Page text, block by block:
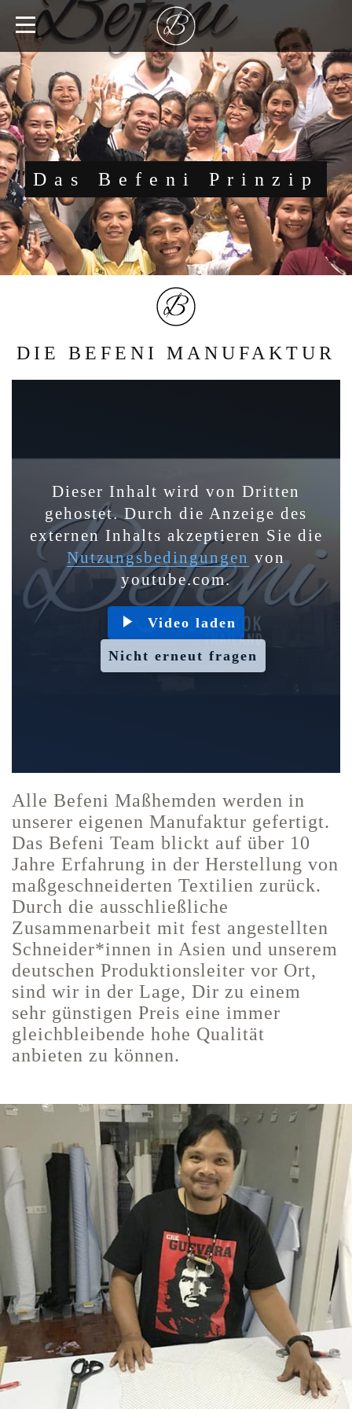
Das Befeni Prinzip
DIE BEFENI MANUFAKTUR
Dieser Inhalt wird von Dritten
gehostet. Durch die Anzeige des
externen Inhalts akzeptieren Sie die
Nutzungsbedingungen von
youtube.com.
Video laden
Nicht erneut fragen
Alle Befeni Maßhemden werden in
unserer eigenen Manufaktur gefertigt.
Das Befeni Team blickt auf über 10
Jahre Erfahrung in der Herstellung von
maßgeschneiderten Textilien zurück.
Durch die ausschließliche
Zusammenarbeit mit fest angestellten
Schneider*innen in Asien und unserem
deutschen Produktionsleiter vor Ort,
sind wir in der Lage, Dir zu einem
sehr günstigen Preis eine immer
gleichbleibende hohe Qualität
anbieten zu können.